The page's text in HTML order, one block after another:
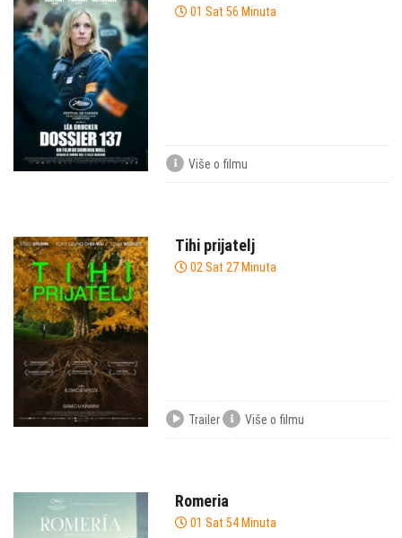
01 Sat 56 Minuta
Više o filmu
Tihi prijatelj
02 Sat 27 Minuta
Trailer Više o filmu
Romeria
01 Sat 54 Minuta